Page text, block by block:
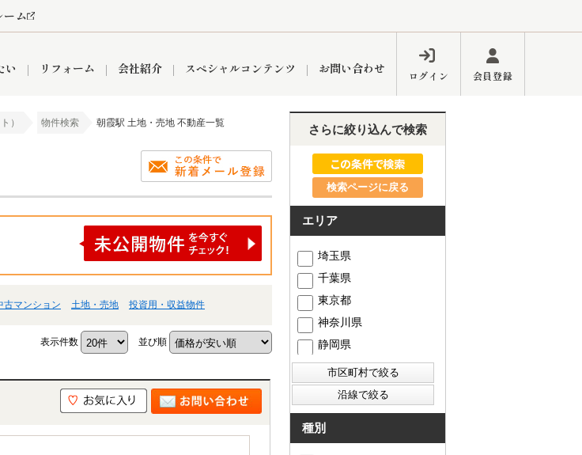
ーム
検索履歴
物件
宅ローン 団体信用保険 購入するメリット
新座市 朝霞市 西東京市
査定依頼フォーム
富士見市 新座市 清瀬市 練馬区
い リフォーム
【東京】補助金・助成金
会社紹介
総合不動産の強み インフォメーション ブログ
ひばりケ丘営業所 秋津営業所 東久留米営業所
プの強み
スペシャルコンテンツ
期間限定キャンペーン
お問い合わせ
プライバシーポリシー
ログイン 会員登録
） 物件検索 朝霞駅 土地・売地 不動産一覧
古マンション 土地・売地 投資用・収益物件
表示件数 並び順
さらに絞り込んで検索
検索ページに戻る
エリア
埼玉県
千葉県
東京都
神奈川県
静岡県
種別